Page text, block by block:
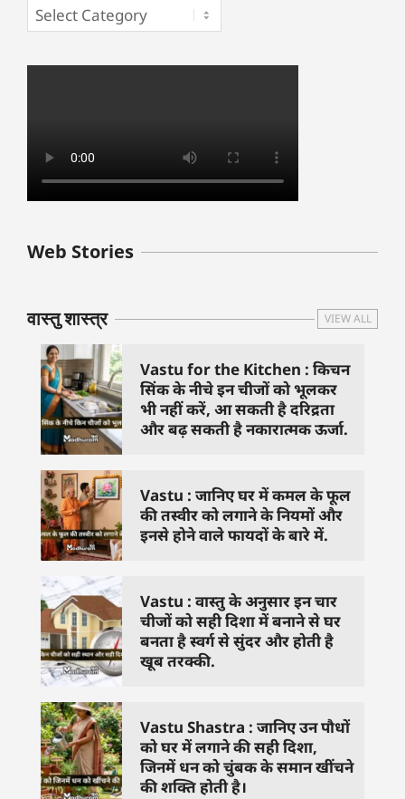
Web Stories
बुधवार के उपाय :
जिनसे हो गणेश जी
वास्तु शास्त्र VIEW ALL
Vastu for the Kitchen : किचन
सिंक के नीचे इन चीजों को भूलकर
भी नहीं करें, आ सकती है दरिद्रता
और बढ़ सकती है नकारात्मक ऊर्जा.
Vastu : जानिए घर में कमल के फूल
की तस्वीर को लगाने के नियमों और
इनसे होने वाले फायदों के बारे में.
Vastu : वास्तु के अनुसार इन चार
चीजों को सही दिशा में बनाने से घर
बनता है स्वर्ग से सुंदर और होती है
खूब तरक्की.
Vastu Shastra : जानिए उन पौधों
को घर में लगाने की सही दिशा,
जिनमें धन को चुंबक के समान खींचने
की शक्ति होती है।